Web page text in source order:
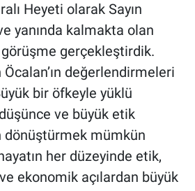
Heyeti olarak Sayın
yanında kalmakta olan
gerçekleştirdik.
Öcalan’ın değerlendirmeleri
bir öfkeyle yüklü
ve büyük etik
dönüştürmek mümkün
her düzeyinde etik,
ekonomik açılardan büyük